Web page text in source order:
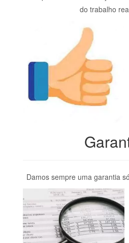
do trabalho
Damos sempre uma garantia